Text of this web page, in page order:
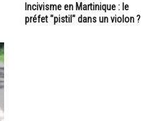
Incivisme en Martinique : le
préfet "pistil" dans un violon ?